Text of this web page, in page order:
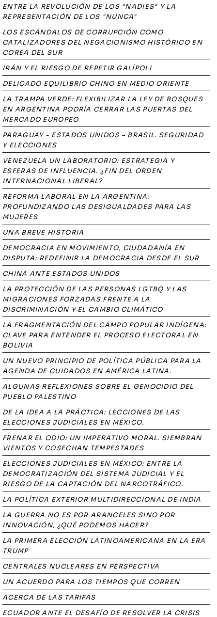
ENTRE LA REVOLUCIÓN DE LOS "NADIES" Y LA
REPRESENTACIÓN DE LOS "NUNCA"
LOS ESCÁNDALOS DE CORRUPCIÓN COMO
CATALIZADORES DEL NEGACIONISMO HISTÓRICO EN
COREA DEL SUR
IRÁN Y EL RIESGO DE REPETIR GALÍPOLI
DELICADO EQUILIBRIO CHINO EN MEDIO ORIENTE
LA TRAMPA VERDE: FLEXIBILIZAR LA LEY DE BOSQUES
EN ARGENTINA PODRÍA CERRAR LAS PUERTAS DEL
MERCADO EUROPEO
PARAGUAY - ESTADOS UNIDOS – BRASIL. SEGURIDAD
Y ELECCIONES
VENEZUELA UN LABORATORIO: ESTRATEGIA Y
ESFERAS DE INFLUENCIA. ¿FIN DEL ORDEN
INTERNACIONAL LIBERAL?
REFORMA LABORAL EN LA ARGENTINA:
PROFUNDIZANDO LAS DESIGUALDADES PARA LAS
MUJERES
UNA BREVE HISTORIA
DEMOCRACIA EN MOVIMIENTO, CIUDADANÍA EN
DISPUTA: REDEFINIR LA DEMOCRACIA DESDE EL SUR
CHINA ANTE ESTADOS UNIDOS
LA PROTECCIÓN DE LAS PERSONAS LGTBQ Y LAS
MIGRACIONES FORZADAS FRENTE A LA
DISCRIMINACIÓN Y EL CAMBIO CLIMÁTICO
LA FRAGMENTACIÓN DEL CAMPO POPULAR INDÍGENA:
CLAVE PARA ENTENDER EL PROCESO ELECTORAL EN
BOLIVIA
UN NUEVO PRINCIPIO DE POLÍTICA PÚBLICA PARA LA
AGENDA DE CUIDADOS EN AMÉRICA LATINA.
ALGUNAS REFLEXIONES SOBRE EL GENOCIDIO DEL
PUEBLO PALESTINO
DE LA IDEA A LA PRÁCTICA: LECCIONES DE LAS
ELECCIONES JUDICIALES EN MÉXICO.
FRENAR EL ODIO: UN IMPERATIVO MORAL. SIEMBRAN
VIENTOS Y COSECHAN TEMPESTADES
ELECCIONES JUDICIALES EN MÉXICO: ENTRE LA
DEMOCRATIZACIÓN DEL SISTEMA JUDICIAL Y EL
RIESGO DE LA CAPTACIÓN DEL NARCOTRÁFICO.
LA POLÍTICA EXTERIOR MULTIDIRECCIONAL DE INDIA
LA GUERRA NO ES POR ARANCELES SINO POR
INNOVACIÓN, ¿QUÉ PODEMOS HACER?
LA PRIMERA ELECCIÓN LATINOAMERICANA EN LA ERA
TRUMP
CENTRALES NUCLEARES EN PERSPECTIVA
UN ACUERDO PARA LOS TIEMPOS QUE CORREN
ACERCA DE LAS TARIFAS
ECUADOR ANTE EL DESAFÍO DE RESOLVER LA CRISIS